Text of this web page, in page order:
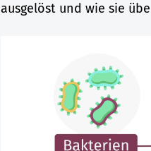
ausgelöst und wie sie